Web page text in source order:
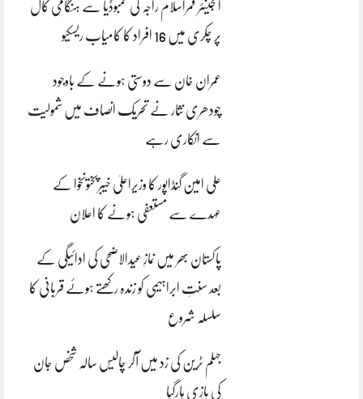
انجینئر قمراسلام راجہ کی کمبوڈیا سے ہنگامی کال
پر چکری میں 16 افراد کا کامیاب ریسکیو
عمران خان سے دوستی ہونے کے باوجود
چودھری نثار نے تحریک انصاف میں شمولیت
سے انکاری رہے
علی امین گنڈاپور کا وزیراعلیٰ خیبرپختونخوا کے
عہدے سے مستعفی ہونے کا اعلان
پاکستان بھر میں نمازِ عیدالاضحی کی ادائیگی کے
بعد سنتِ ابراہیمی کو زندہ رکھتے ہوئے قربانی کا
سلسلہ شروع
جہلم ٹرین کی زد میں آکر چالیس سالہ شخص جان
کی بازی ہارگیا